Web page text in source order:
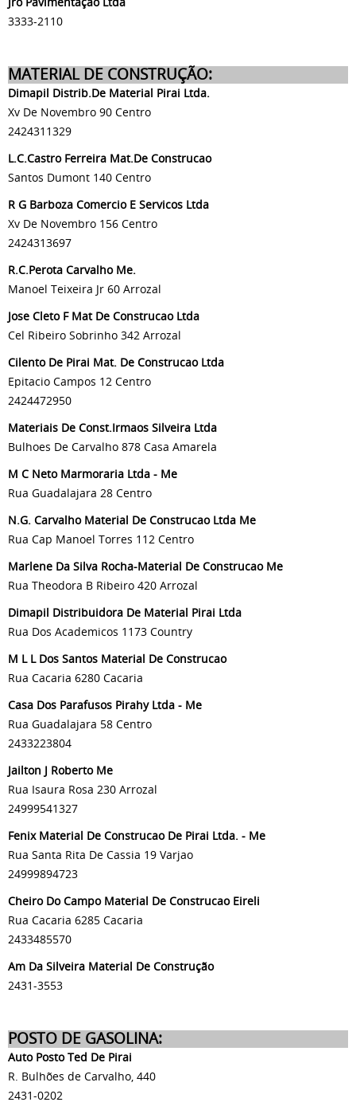
3333-2110
MATERIAL DE CONSTRUÇÃO:
Dimapil Distrib.De Material Pirai Ltda.
Xv De Novembro 90 Centro
2424311329
L.C.Castro Ferreira Mat.De Construcao
Santos Dumont 140 Centro
R G Barboza Comercio E Servicos Ltda
Xv De Novembro 156 Centro
2424313697
R.C.Perota Carvalho Me.
Manoel Teixeira Jr 60 Arrozal
Jose Cleto F Mat De Construcao Ltda
Cel Ribeiro Sobrinho 342 Arrozal
Cilento De Pirai Mat. De Construcao Ltda
Epitacio Campos 12 Centro
2424472950
Materiais De Const.Irmaos Silveira Ltda
Bulhoes De Carvalho 878 Casa Amarela
M C Neto Marmoraria Ltda - Me
Rua Guadalajara 28 Centro
N.G. Carvalho Material De Construcao Ltda Me
Rua Cap Manoel Torres 112 Centro
Marlene Da Silva Rocha-Material De Construcao Me
Rua Theodora B Ribeiro 420 Arrozal
Dimapil Distribuidora De Material Pirai Ltda
Rua Dos Academicos 1173 Country
M L L Dos Santos Material De Construcao
Rua Cacaria 6280 Cacaria
Casa Dos Parafusos Pirahy Ltda - Me
Rua Guadalajara 58 Centro
2433223804
Jailton J Roberto Me
Rua Isaura Rosa 230 Arrozal
24999541327
Fenix Material De Construcao De Pirai Ltda. - Me
Rua Santa Rita De Cassia 19 Varjao
24999894723
Cheiro Do Campo Material De Construcao Eireli
Rua Cacaria 6285 Cacaria
2433485570
Am Da Silveira Material De Construção
2431-3553
POSTO DE GASOLINA:
Auto Posto Ted De Pirai
R. Bulhões de Carvalho, 440
2431-0202